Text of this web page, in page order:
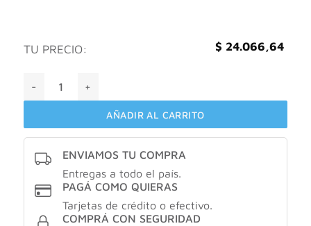
TU PRECIO: $ 24.066,64
AÑADIR AL CARRITO
ENVIAMOS TU COMPRA
Entregas a todo el país.
PAGÁ COMO QUIERAS
Tarjetas de crédito o efectivo.
COMPRÁ CON SEGURIDAD